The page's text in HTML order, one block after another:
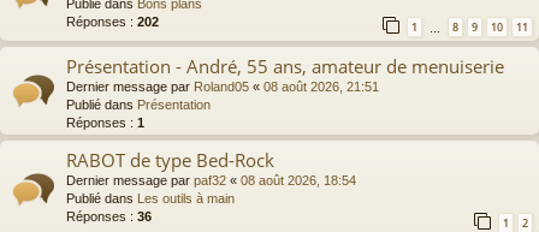
Publié dans Bons plans
Réponses : 202 1 … 8 9 10 11
Présentation - André, 55 ans, amateur de menuiserie
Dernier message par Roland05 « 08 août 2026, 21:51
Publié dans Présentation
Réponses : 1
RABOT de type Bed-Rock
Dernier message par paf32 « 08 août 2026, 18:54
Publié dans
Les outils à main
Réponses : 36 1 2